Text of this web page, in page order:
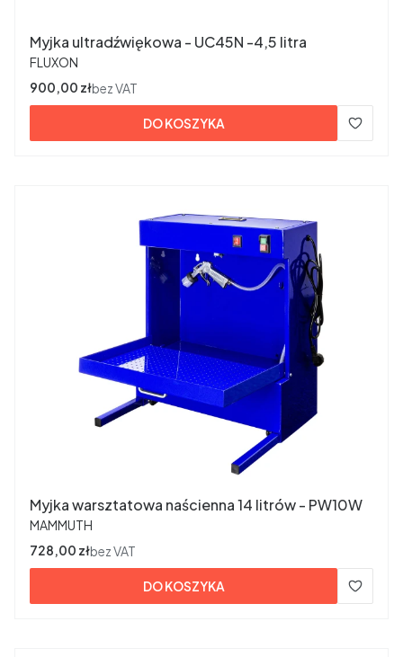
Myjka ultradźwiękowa - UC45N -4,5 litra
PRODUCENT
FLUXON
Cena
900,00 złbez VAT
DO KOSZYKA
Myjka warsztatowa naścienna 14 litrów - PW10W
PRODUCENT
MAMMUTH
Cena
728,00 złbez VAT
DO KOSZYKA